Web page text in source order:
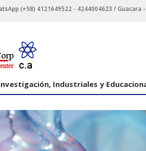
(+58) 4121649522 - 4244004623 / Guacara
Industriales y